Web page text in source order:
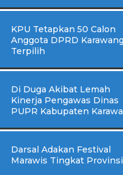
KPU Tetapkan 50 Calon
Anggota DPRD Karawang
Terpilih
Di Duga Akibat Lemah
Kinerja Pengawas Dinas
PUPR Kabupaten
Darsal Adakan Festival
Marawis Tingkat Provinsi